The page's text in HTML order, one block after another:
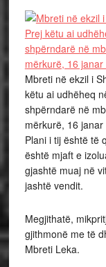
Mbreti në ekzil i
këtu ai udhëheq
shpërndarë në
mërkurë, 16 janar
Plani i tij është të
është mjaft e
gjashtë muaj në
jashtë vendit.
Megjithatë,
gjithmonë me të
Mbreti Leka.